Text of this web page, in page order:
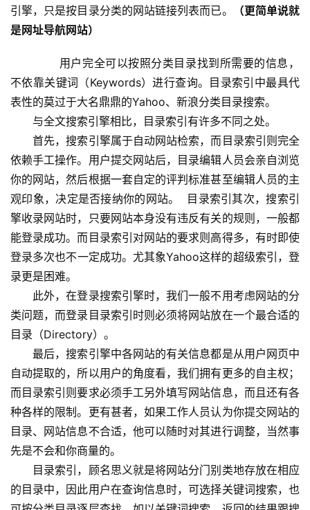
引擎，只是按目录分类的网站链接列表而已。
（更简单说就
是网址导航网站）
用户完全可以按照分类目录找到所需要的信息，
不依靠关键词（Keywords）进行查询。目录索引中最具代
表性的莫过于大名鼎鼎的Yahoo、新浪分类目录搜索。
与全文搜索引擎相比，目录索引有许多不同之处。
首先，搜索引擎属于自动网站检索，而目录索引则完全
依赖手工操作。用户提交网站后，目录编辑人员会亲自浏览
你的网站，然后根据一套自定的评判标准甚至编辑人员的主
观印象，决定是否接纳你的网站。  目录索引其次，搜索引
擎收录网站时，只要网站本身没有违反有关的规则，一般都
能登录成功。而目录索引对网站的要求则高得多，有时即使
登录多次也不一定成功。尤其象Yahoo这样的超级索引，登
录更是困难。
此外，在登录搜索引擎时，我们一般不用考虑网站的分
类问题，而登录目录索引时则必须将网站放在一个最合适的
目录（Directory）。
最后，搜索引擎中各网站的有关信息都是从用户网页中
自动提取的，所以用户的角度看，我们拥有更多的自主权；
而目录索引则要求必须手工另外填写网站信息，而且还有各
种各样的限制。更有甚者，如果工作人员认为你提交网站的
目录、网站信息不合适，他可以随时对其进行调整，当然事
先是不会和你商量的。
目录索引，顾名思义就是将网站分门别类地存放在相应
的目录中，因此用户在查询信息时，可选择关键词搜索，也